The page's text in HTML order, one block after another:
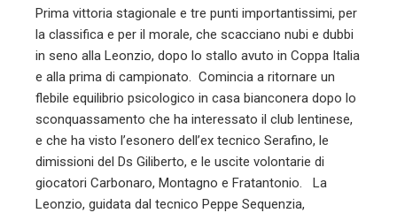
Prima vittoria stagionale e tre punti importantissimi, per
la classifica e per il morale, che scacciano nubi e dubbi
in seno alla Leonzio, dopo lo stallo avuto in Coppa Italia
e alla prima di campionato. Comincia a ritornare un
flebile equilibrio psicologico in casa bianconera dopo lo
sconquassamento che ha interessato il club lentinese,
e che ha visto l’esonero dell’ex tecnico Serafino, le
dimissioni del Ds Giliberto, e le uscite volontarie di
giocatori Carbonaro, Montagno e Fratantonio. La
Leonzio, guidata dal tecnico Peppe Sequenzia,